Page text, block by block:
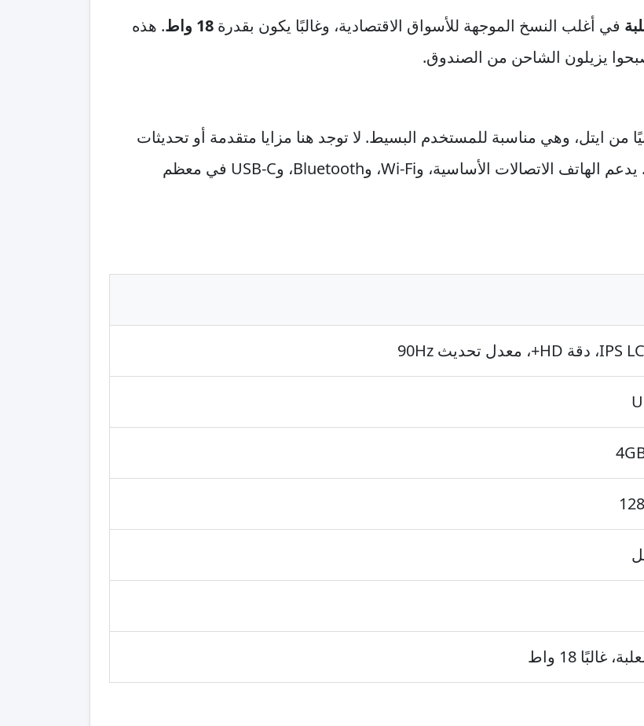
في أغلب النسخ الموجهة للأسواق الاقتصادية، وغالبًا يكون بقدرة 18 واط
. هذه
من ايتل، وهي مناسبة للمستخدم البسيط. لا توجد هنا مزايا متقدمة أو تحديثات
طويلة المدى مثل التي نجدها في الفئات الأعلى. يدعم الهاتف الاتصالات الأساسية، وWi-Fi، وBluetooth، وUSB-C في معظم
18 واط